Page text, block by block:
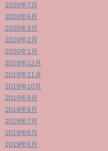
2020年7月
2020年6月
2020年3月
2020年2月
2020年1月
2019年12月
2019年11月
2019年10月
2019年9月
2019年8月
2019年7月
2019年6月
2019年5月